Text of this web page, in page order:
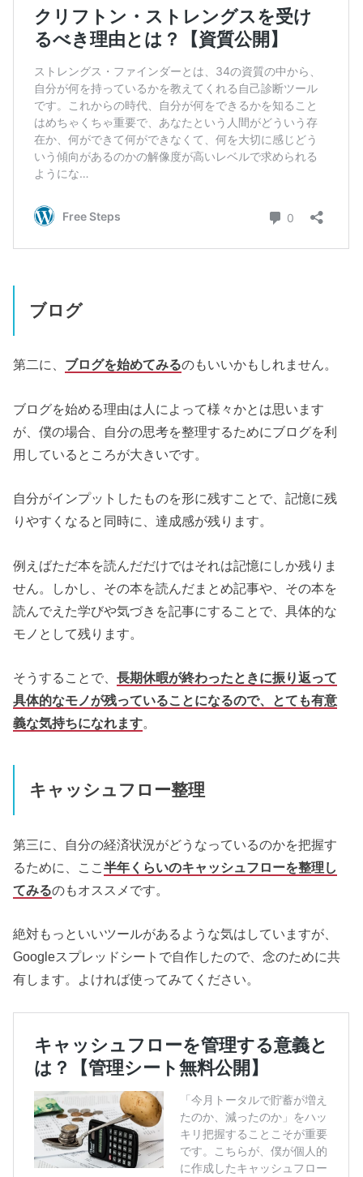
ブログ
第二に、 ブログを始めてみるのもいいかもしれません。
ブログを始める理由は人によって様々かとは思います
が、僕の場合、自分の思考を整理するためにブログを利
用しているところが大きいです。
自分がインプットしたものを形に残すことで、記憶に残
りやすくなると同時に、達成感が残ります。
例えばただ本を読んだだけではそれは記憶にしか残りま
せん。しかし、その本を読んだまとめ記事や、その本を
読んでえた学びや気づきを記事にすることで、具体的な
モノとして残ります。
そうすることで、長期休暇が終わったときに振り返って
具体的なモノが残っていることになるので、とても有意
義な気持ちになれます。
キャッシュフロー整理
第三に、自分の経済状況がどうなっているのかを把握す
るために、ここ半年くらいのキャッシュフローを整理し
てみるのもオススメです。
絶対もっといいツールがあるような気はしていますが、
Googleスプレッドシートで自作したので、念のために共
有します。よければ使ってみてください。